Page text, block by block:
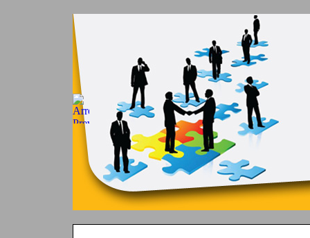
1 2 3 4 5